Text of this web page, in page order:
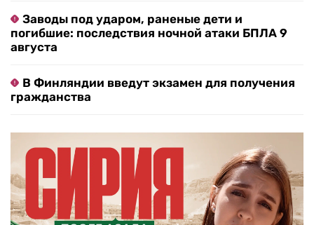
Заводы под ударом, раненые дети и
погибшие: последствия ночной атаки БПЛА 9
августа
В Финляндии введут экзамен для получения
гражданства